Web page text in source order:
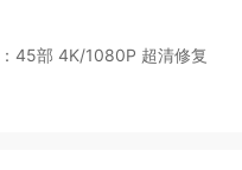
45部 4K/1080P 超清修复